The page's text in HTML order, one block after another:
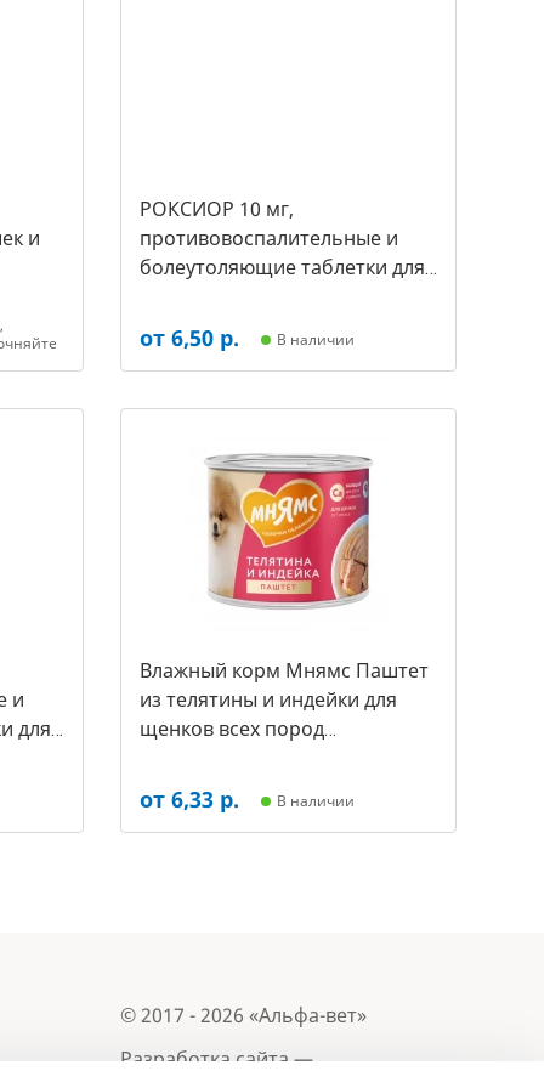
и
РОКСИОР 10 мг,
противовоспалительные и
болеутоляющие таблетки для
таб) (арт-5480)
от 6,50 р. В наличии
и
для
Влажный корм Мнямс Паштет
из телятины и индейки для
щенков всех пород
г (арт.-7255)
от 6,33 р. В наличии
© 2017 - 2026 «Альфа-вет»
Разработка сайта —